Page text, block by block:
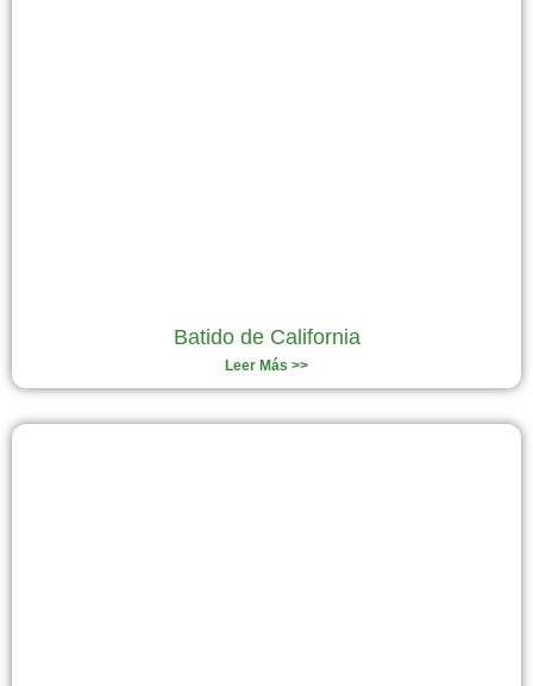
Batido de California
Leer Más >>